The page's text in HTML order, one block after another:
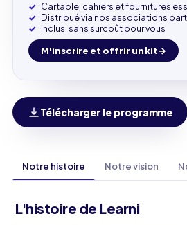
Cartable, cahiers et fournitures
Distribué via nos associations
Inclus, sans surcoût pour vous
M'inscrire et offrir un kit
Télécharger le programme
Notre histoire Notre vision
L'histoire de Learni